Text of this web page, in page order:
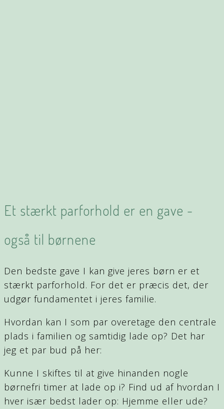
Et stærkt parforhold er en gave -
også til børnene
Den bedste gave I kan give jeres børn er et
stærkt parforhold. For det er præcis det, der
udgør fundamentet i jeres familie.
Hvordan kan I som par overetage den centrale
plads i familien og samtidig lade op? Det har
jeg et par bud på her:
Kunne I skiftes til at give hinanden nogle
børnefri timer at lade op i? Find ud af hvordan I
hver især bedst lader op: Hjemme eller ude?